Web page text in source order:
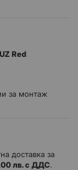
Red
за монтаж
доставка за
лв. с ДДС.